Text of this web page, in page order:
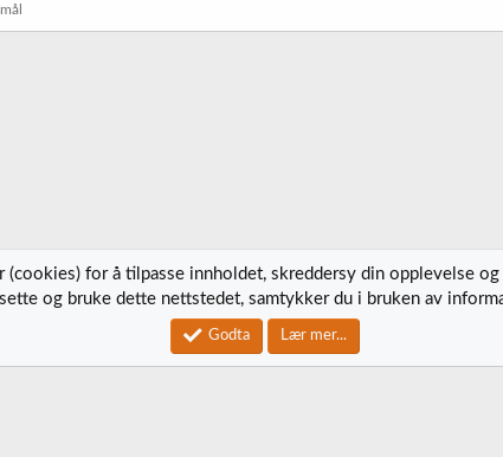
Community platform by XenForo ®
for å tilpasse innholdet, skreddersy din opplevelse
og bruke dette nettstedet, samtykker du i bruken av
Godta Lær mer...